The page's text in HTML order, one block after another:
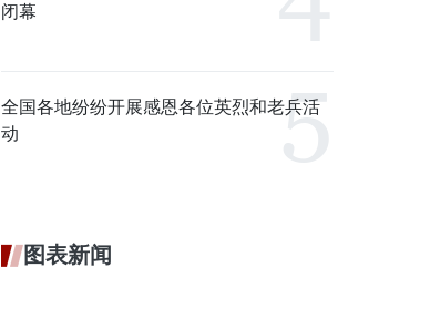
闭幕
全国各地纷纷开展感恩各位英烈和老兵活
动
图表新闻